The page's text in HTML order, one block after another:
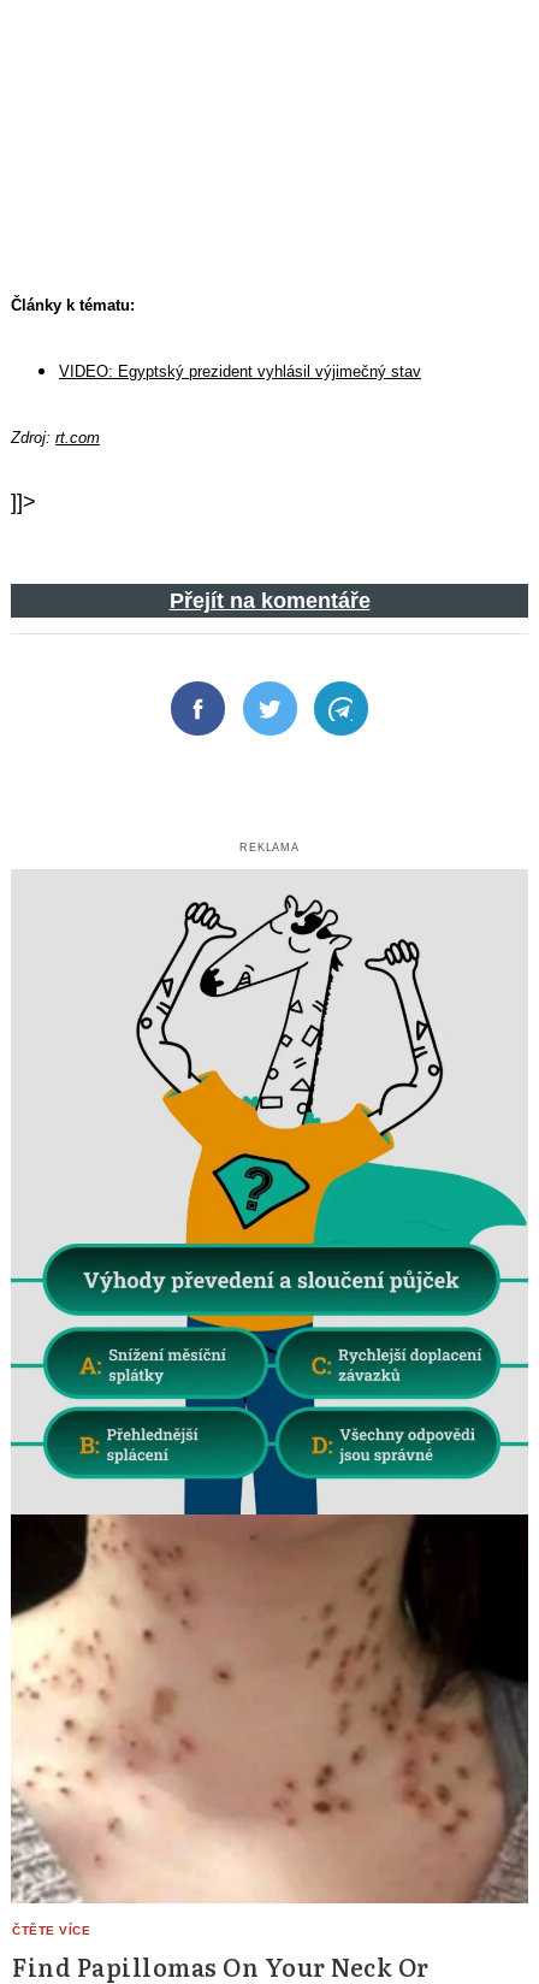
Články k tématu:
VIDEO: Egyptský prezident vyhlásil výjimečný stav
Zdroj: rt.com
]]>
Přejít na komentáře
FacebookTwitter Telegram
REKLAMA
Find Papillomas On Your Neck Or